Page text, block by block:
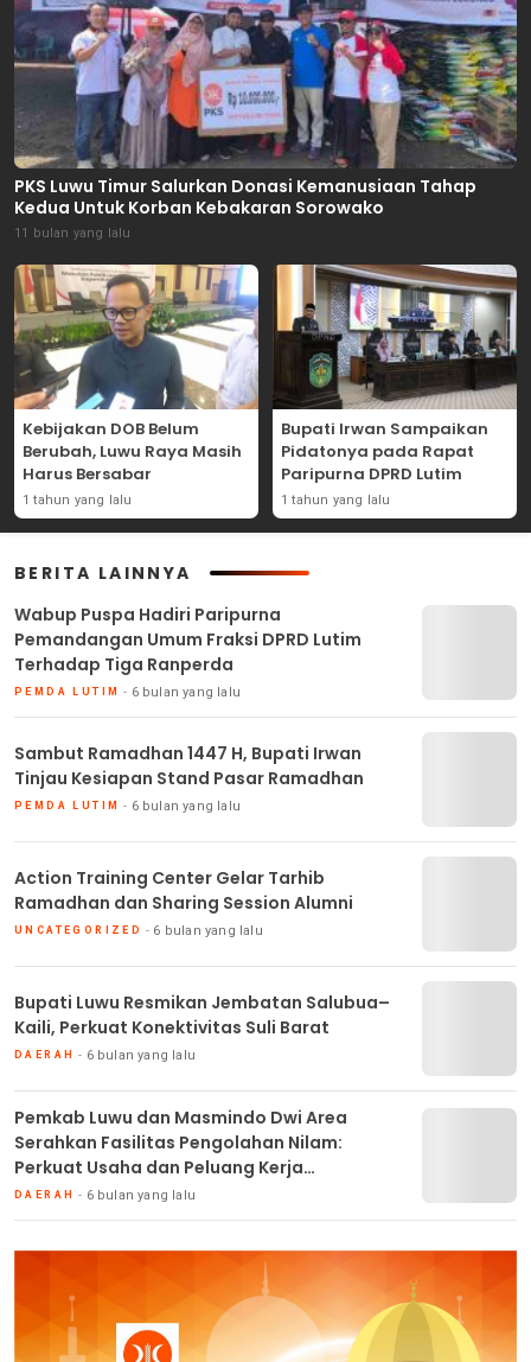
PKS Luwu Timur Salurkan Donasi Kemanusiaan Tahap
Kedua Untuk Korban Kebakaran Sorowako
11 bulan yang lalu
Kebijakan DOB Belum
Berubah, Luwu Raya Masih
Harus Bersabar
1 tahun yang lalu
Bupati Irwan Sampaikan
Pidatonya pada Rapat
Paripurna DPRD Lutim
1 tahun yang lalu
BERITA LAINNYA
Wabup Puspa Hadiri Paripurna
Pemandangan Umum Fraksi DPRD Lutim
Terhadap Tiga Ranperda
PEMDA LUTIM 6 bulan yang lalu
Sambut Ramadhan 1447 H, Bupati Irwan
Tinjau Kesiapan Stand Pasar Ramadhan
PEMDA LUTIM 6 bulan yang lalu
Action Training Center Gelar Tarhib
Ramadhan dan Sharing Session Alumni
UNCATEGORIZED 6 bulan yang lalu
Bupati Luwu Resmikan Jembatan Salubua–
Kaili, Perkuat Konektivitas Suli Barat
DAERAH 6 bulan yang lalu
Pemkab Luwu dan Masmindo Dwi Area
Serahkan Fasilitas Pengolahan Nilam:
Perkuat Usaha dan Peluang Kerja
Masyarakat
DAERAH 6 bulan yang lalu